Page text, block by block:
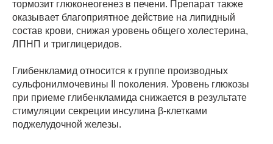
тормозит глюконеогенез в печени. Препарат также
оказывает благоприятное действие на липидный
состав крови, снижая уровень общего холестерина,
ЛПНП и триглицеридов.
Глибенкламид относится к группе производных
сульфонилмочевины II поколения. Уровень глюкозы
при приеме глибенкламида снижается в результате
стимуляции секреции инсулина β-клетками
поджелудочной железы.